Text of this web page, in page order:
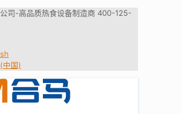
司-高品质热食设备制造商 400-125-
中国)